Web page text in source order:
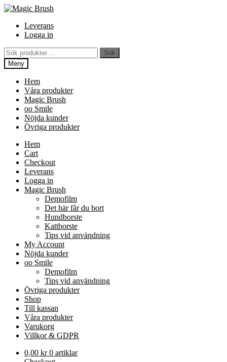
Hoppa
innehåll
Hoppa
navigering
Hoppa
innehållLeverans
Logga in
Sök
efter:
Sök
Meny
Hem
Våra produkter
Magic Brush
oo Smile
Nöjda kunder
Övriga produkter
Hem
Cart
Checkout
Leverans
Logga in
Magic Brush
Demofilm
Det här får du bort
Hundborste
Kattborste
Tips vid användning
My Account
Nöjda kunder
oo Smile
Demofilm
Tips vid användning
Övriga produkter
Shop
Till kassan
Våra produkter
Varukorg
Villkor & GDPR
0,00 kr 0 artiklar